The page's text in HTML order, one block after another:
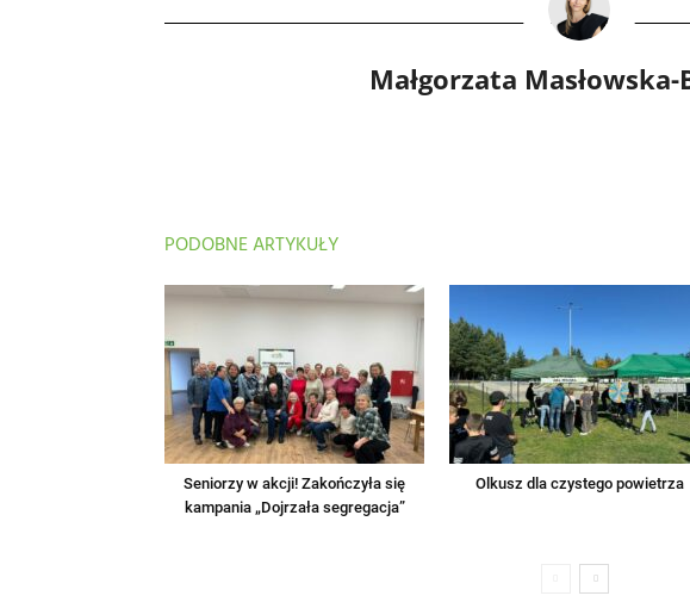
Małgorzata Masłowska-
PODOBNE ARTYKUŁY
Seniorzy w akcji! Zakończyła się
kampania „Dojrzała segregacja”
Olkusz dla czystego powietrza